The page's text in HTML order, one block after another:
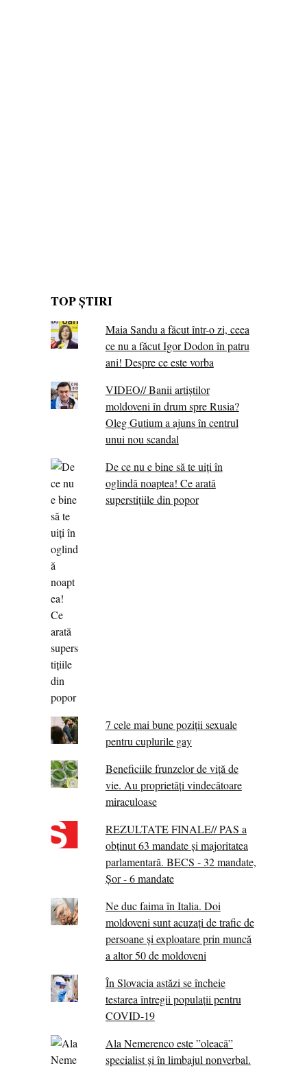
TOP ȘTIRI
Maia Sandu a făcut într-o zi, ceea
ce nu a făcut Igor Dodon în patru
ani! Despre ce este vorba
VIDEO// Banii artiștilor
moldoveni în drum spre Rusia?
Oleg Gutium a ajuns în centrul
unui nou scandal
De ce nu e bine să te uiți în
oglindă noaptea! Ce arată
superstițiile din popor
7 cele mai bune poziții sexuale
pentru cuplurile gay
Beneficiile frunzelor de viță de
vie. Au proprietăţi vindecătoare
miraculoase
REZULTATE FINALE// PAS a
obținut 63 mandate și majoritatea
parlamentară. BECS - 32 mandate,
Șor - 6 mandate
Ne duc faima în Italia. Doi
moldoveni sunt acuzați de trafic de
persoane și exploatare prin muncă
a altor 50 de moldoveni
În Slovacia astăzi se încheie
testarea întregii populații pentru
COVID-19
Ala Nemerenco este ”oleacă”
specialist și în limbajul nonverbal.